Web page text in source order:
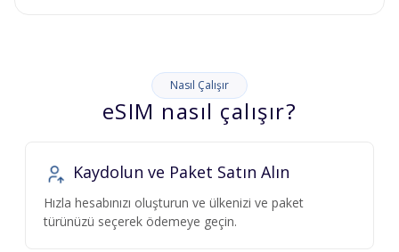
Nasıl Çalışır
eSIM nasıl çalışır?
Kaydolun ve Paket Satın Alın
Hızla hesabınızı oluşturun ve ülkenizi ve paket
türünüzü seçerek ödemeye geçin.